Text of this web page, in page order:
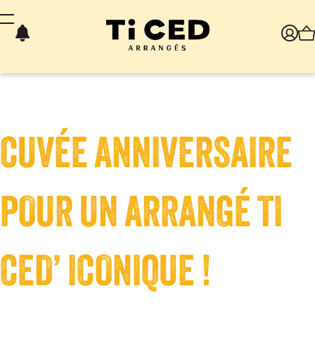
CUVÉE ANNIVERSAIRE
POUR UN ARRANGÉ TI
CED’ ICONIQUE !